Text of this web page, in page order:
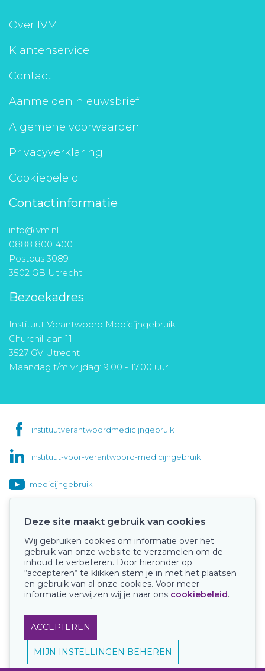
Over IVM
Klantenservice
Contact
Aanmelden nieuwsbrief
Algemene voorwaarden
Privacyverklaring
Cookiebeleid
Contactinformatie
info@ivm.nl
0888 800 400
Postbus 3089
3502 GB Utrecht
Bezoekadres
Instituut Verantwoord Medicijngebruik
Churchilllaan 11
3527 GV Utrecht
Maandag t/m vrijdag: 9.00 - 17.00 uur
instituutverantwoordmedicijngebruik
instituut-voor-verantwoord-medicijngebruik
medicijngebruik
Onze keurmerken
Deze site maakt gebruik van cookies
Wij gebruiken cookies om informatie over het
gebruik van onze website te verzamelen om de
inhoud te verbeteren. Door hieronder op
“accepteren“ te klikken stem je in met het plaatsen
en gebruik van al onze cookies. Voor meer
informatie verwijzen wij je naar ons cookiebeleid.
ACCEPTEREN
MIJN INSTELLINGEN BEHEREN